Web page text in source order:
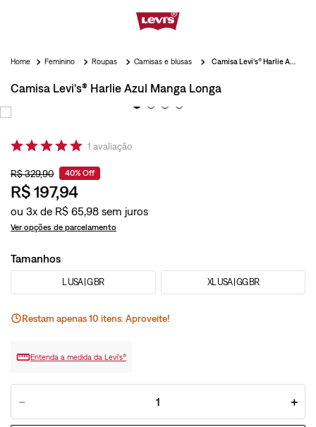
Feminino Roupas Camisas e blusas
Camisa Levi's® Harlie Azul Manga Longa
1 avaliação
R$329,90 40% Off
R$197,94
ou 3x de R$ 65,98
Ver opções de parcelamento
Tamanhos
L USA | G BR XL USA | GG BR
Restam apenas10 itens. Aproveite!
Entenda a medida da Levi’s®
＋
－